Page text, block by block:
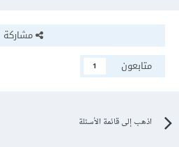
مشاركة
متابعون
1
اذهب إلى قائمة الأسئلة